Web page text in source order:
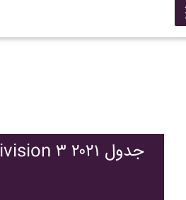
League Division ۳ ۲۰۲۱ جدول